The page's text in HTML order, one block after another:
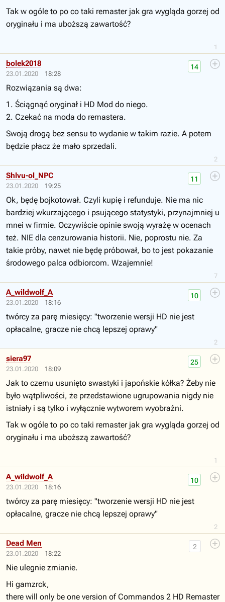
1
Tak w ogóle to po co taki remaster jak gra wygląda gorzej od
oryginału i ma uboższą zawartość?
23.01.2020 18:28
2
14
bolek2018
Rozwiązania są dwa:
1. Ściągnąć oryginał i HD Mod do niego.
2. Czekać na moda do remastera.
Swoją drogą bez sensu to wydanie w takim razie. A potem
będzie płacz że mało sprzedali.
23.01.2020 19:25
7
11
Shlvu-ol_NPC
Ok, będę bojkotował. Czyli kupię i refunduje. Nie ma nic
bardziej wkurzającego i psującego statystyki, przynajmniej u
mnei w firmie. Oczywiście opinie swoją wyrażę w ocenach
też. NIE dla cenzurowania historii. Nie, poprostu nie. Za
takie próby, nawet nie będę próbował, bo to jest pokazanie
środowego palca odbiorcom. Wzajemnie!
23.01.2020 18:16
2
10
A_wildwolf_A
twórcy za parę miesięcy: "tworzenie wersji HD nie jest
opłacalne, gracze nie chcą lepszej oprawy"
23.01.2020 18:09
1
25
siera97
Jak to czemu usunięto swastyki i japońskie kółka? Żeby nie
było wątpliwości, że przedstawione ugrupowania nigdy nie
istniały i są tylko i wyłącznie wytworem wyobraźni.
Tak w ogóle to po co taki remaster jak gra wygląda gorzej od
oryginału i ma uboższą zawartość?
23.01.2020 18:16
2
10
A_wildwolf_A
twórcy za parę miesięcy: "tworzenie wersji HD nie jest
opłacalne, gracze nie chcą lepszej oprawy"
23.01.2020 18:22
2
Dead Men
Nie ulegnie zmianie.
Hi gamzrck,
there will only be one version of Commandos 2 HD Remaster